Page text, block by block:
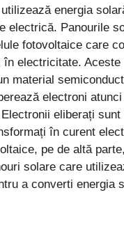
energia
electrică. Panourile
fotovoltaice care
în electricitate. Aceste
material
electroni
eliberați sunt
în curent
pe de altă
solare care
a converti energia